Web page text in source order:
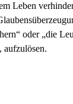
Leben
oder „die
aufzulösen.